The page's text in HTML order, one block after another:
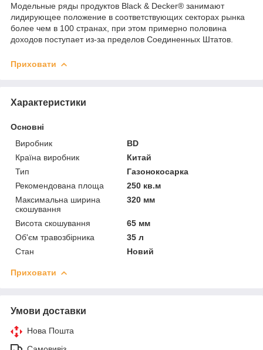
Модельные ряды продуктов Black & Decker® занимают
лидирующее положение в соответствующих секторах рынка
более чем в 100 странах, при этом примерно половина
доходов поступает из-за пределов Соединенных Штатов.
Приховати
Характеристики
Основні
Виробник
BD
Країна виробник
Китай
Тип
Газонокосарка
Рекомендована площа
250 кв.м
Максимальна ширина
скошування
320 мм
Висота скошування
65 мм
Об'єм травозбірника
35 л
Стан
Новий
Приховати
Умови доставки
Нова Пошта